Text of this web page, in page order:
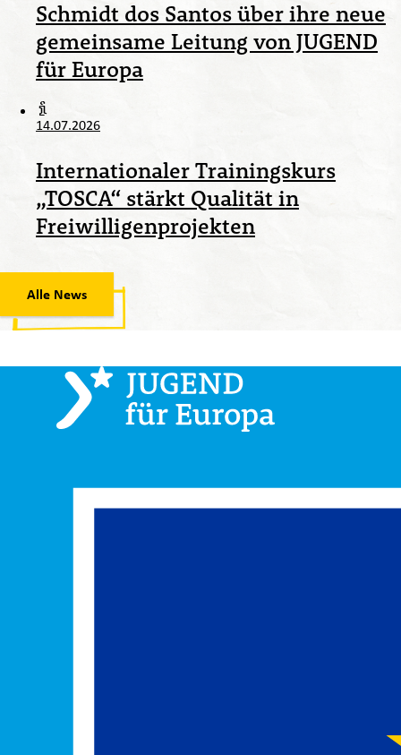
Schmidt dos Santos über ihre neue
gemeinsame Leitung von JUGEND
für Europa
14.07.2026
Internationaler Trainingskurs
„TOSCA“ stärkt Qualität in
Freiwilligenprojekten
Alle News